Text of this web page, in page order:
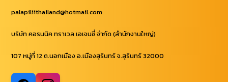
palapiliithailand@hotmail.com
บริษัท คอรนนิค ทราเวล เอเจนซี่ จำกัด (สำนักงานใหญ่)
107 หมู่ที่ 12 ต.นอกเมือง อ.เมืองสุรินทร์ จ.สุรินทร์ 32000